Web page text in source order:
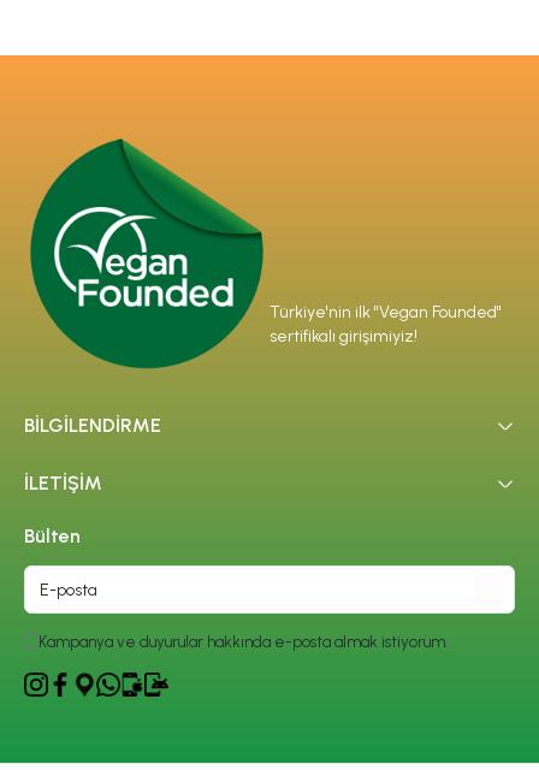
Türkiye'nin ilk "Vegan Founded"
sertifikalı girişimiyiz!
BİLGİLENDİRME
İLETİŞİM
Bülten
Kampanya ve duyurular hakkında e-posta almak istiyorum.